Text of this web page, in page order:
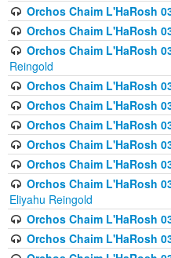
Orchos Chaim L'HaRosh
Orchos Chaim L'HaRosh
Orchos Chaim L'HaRosh
Reingold
Orchos Chaim L'HaRosh
Orchos Chaim L'HaRosh
Orchos Chaim L'HaRosh
Orchos Chaim L'HaRosh
Orchos Chaim L'HaRosh
Orchos Chaim L'HaRosh
Eliyahu Reingold
Orchos Chaim L'HaRosh
Orchos Chaim L'HaRosh